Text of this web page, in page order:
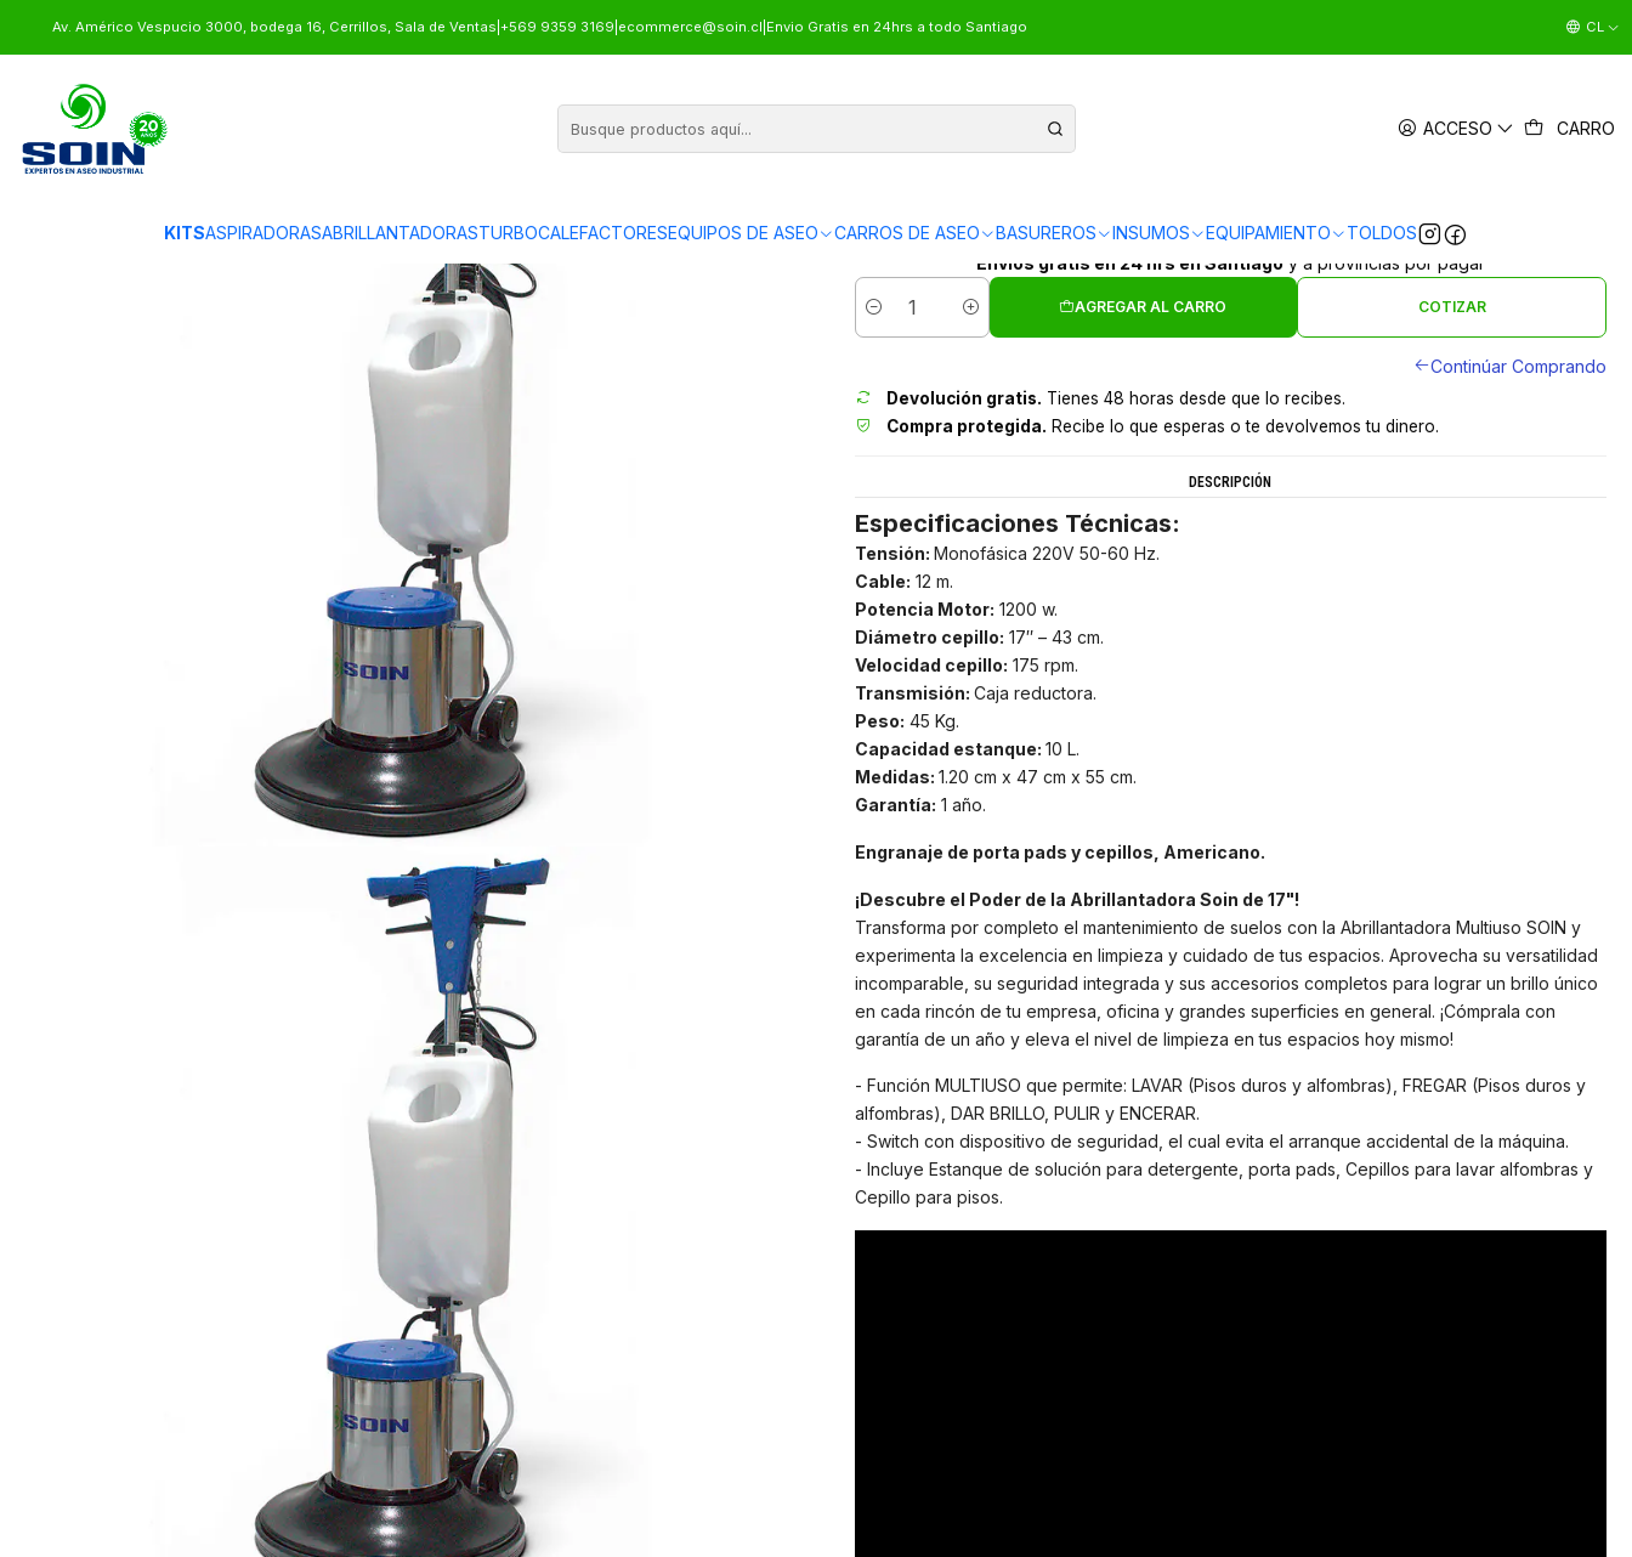
ACCESO CARRO
KITSASPIRADORASABRILLANTADORASTURBOCALEFACTORESEQUIPOS DE ASEO CARROS DE ASEO BASUREROS INSUMOS EQUIPAMIENTO TOLDOS
Av. Américo Vespucio 3000, bodega 16, Cerrillos, Sala de Ventas +569 9359 3169 ecommerce@soin.cl Envio Gratis en 24hrs a todo Santiago CL
Inicio EQUIPOS DE ASEO ABRILLANTADORAS ABRILLANTADORA DE PISOS 17" SOIN
ABRILLANTADORA DE PISOS 17" SOIN
Ver Medios de Pago
Envíos gratis en 24 hrs en Santiago y a provincias por pagar
Cantidad
AGREGAR AL CARRO COTIZAR
Continúar Comprando
Devolución gratis. Tienes 48 horas desde que lo recibes.
Compra protegida. Recibe lo que esperas o te devolvemos tu dinero.
DESCRIPCIÓN
Especificaciones Técnicas:
Tensión: Monofásica 220V 50-60 Hz.
Cable: 12 m.
Potencia Motor: 1200 w.
Diámetro cepillo: 17″ – 43 cm.
Velocidad cepillo: 175 rpm.
Transmisión: Caja reductora.
Peso: 45 Kg.
Capacidad estanque: 10 L.
Medidas: 1.20 cm x 47 cm x 55 cm.
Garantía: 1 año.
Engranaje de porta pads y cepillos, Americano.
¡Descubre el Poder de la Abrillantadora Soin de 17"!
Transforma por completo el mantenimiento de suelos con la Abrillantadora Multiuso SOIN y
experimenta la excelencia en limpieza y cuidado de tus espacios. Aprovecha su versatilidad
incomparable, su seguridad integrada y sus accesorios completos para lograr un brillo único
en cada rincón de tu empresa, oficina y grandes superficies en general. ¡Cómprala con
garantía de un año y eleva el nivel de limpieza en tus espacios hoy mismo!
- Función MULTIUSO que permite: LAVAR (Pisos duros y alfombras), FREGAR (Pisos duros y
alfombras), DAR BRILLO, PULIR y ENCERAR.
- Switch con dispositivo de seguridad, el cual evita el arranque accidental de la máquina.
- Incluye Estanque de solución para detergente, porta pads, Cepillos para lavar alfombras y
Cepillo para pisos.